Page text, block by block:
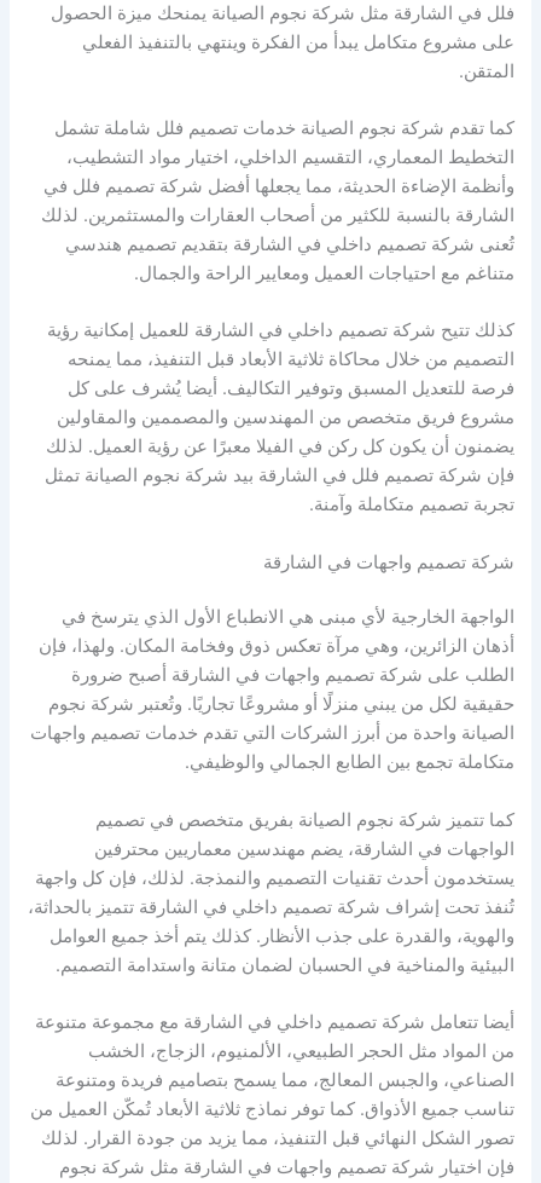
فلل في الشارقة مثل شركة نجوم الصيانة يمنحك ميزة الحصول
على مشروع متكامل يبدأ من الفكرة وينتهي بالتنفيذ الفعلي
المتقن.
كما تقدم شركة نجوم الصيانة خدمات تصميم فلل شاملة تشمل
التخطيط المعماري، التقسيم الداخلي، اختيار مواد التشطيب،
وأنظمة الإضاءة الحديثة، مما يجعلها أفضل شركة تصميم فلل في
الشارقة بالنسبة للكثير من أصحاب العقارات والمستثمرين. لذلك
تُعنى شركة تصميم داخلي في الشارقة بتقديم تصميم هندسي
متناغم مع احتياجات العميل ومعايير الراحة والجمال.
كذلك تتيح شركة تصميم داخلي في الشارقة للعميل إمكانية رؤية
التصميم من خلال محاكاة ثلاثية الأبعاد قبل التنفيذ، مما يمنحه
فرصة للتعديل المسبق وتوفير التكاليف. أيضا يُشرف على كل
مشروع فريق متخصص من المهندسين والمصممين والمقاولين
يضمنون أن يكون كل ركن في الفيلا معبرًا عن رؤية العميل. لذلك
فإن شركة تصميم فلل في الشارقة بيد شركة نجوم الصيانة تمثل
تجربة تصميم متكاملة وآمنة.
شركة تصميم واجهات في الشارقة
الواجهة الخارجية لأي مبنى هي الانطباع الأول الذي يترسخ في
أذهان الزائرين، وهي مرآة تعكس ذوق وفخامة المكان. ولهذا، فإن
الطلب على شركة تصميم واجهات في الشارقة أصبح ضرورة
حقيقية لكل من يبني منزلًا أو مشروعًا تجاريًا. وتُعتبر شركة نجوم
الصيانة واحدة من أبرز الشركات التي تقدم خدمات تصميم واجهات
متكاملة تجمع بين الطابع الجمالي والوظيفي.
كما تتميز شركة نجوم الصيانة بفريق متخصص في تصميم
الواجهات في الشارقة، يضم مهندسين معماريين محترفين
يستخدمون أحدث تقنيات التصميم والنمذجة. لذلك، فإن كل واجهة
تُنفذ تحت إشراف شركة تصميم داخلي في الشارقة تتميز بالحداثة،
والهوية، والقدرة على جذب الأنظار. كذلك يتم أخذ جميع العوامل
البيئية والمناخية في الحسبان لضمان متانة واستدامة التصميم.
أيضا تتعامل شركة تصميم داخلي في الشارقة مع مجموعة متنوعة
من المواد مثل الحجر الطبيعي، الألمنيوم، الزجاج، الخشب
الصناعي، والجبس المعالج، مما يسمح بتصاميم فريدة ومتنوعة
تناسب جميع الأذواق. كما توفر نماذج ثلاثية الأبعاد تُمكّن العميل من
تصور الشكل النهائي قبل التنفيذ، مما يزيد من جودة القرار. لذلك
فإن اختيار شركة تصميم واجهات في الشارقة مثل شركة نجوم